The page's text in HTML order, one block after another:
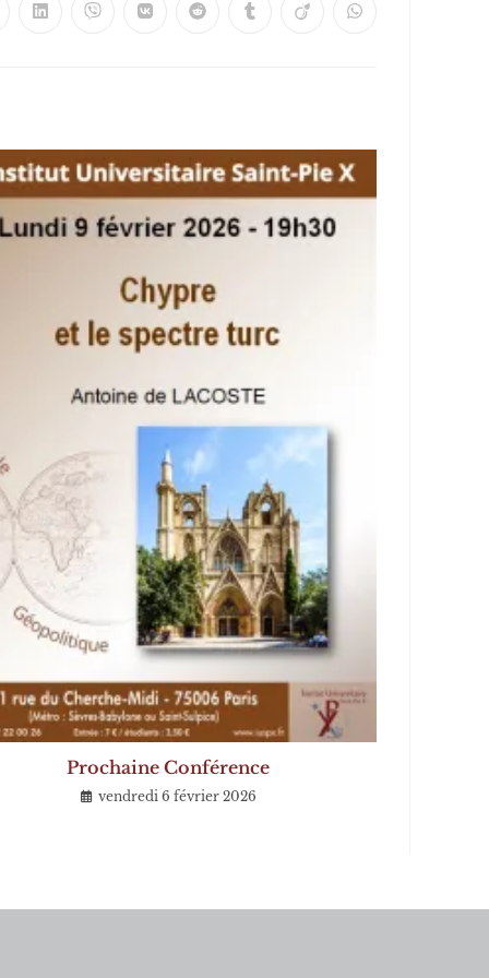
Prochaine Conférence
vendredi 6 février 2026